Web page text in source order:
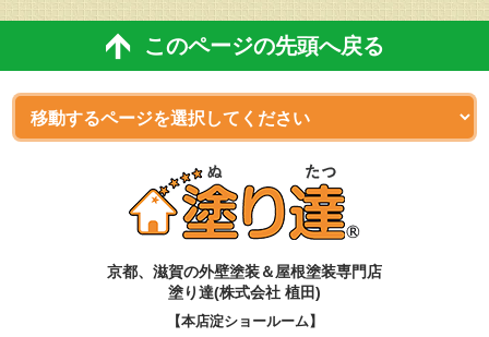
このページの先頭へ戻る
京都、滋賀の外壁塗装＆屋根塗装専門店
塗り達(株式会社 植田)
【本店淀ショールーム】